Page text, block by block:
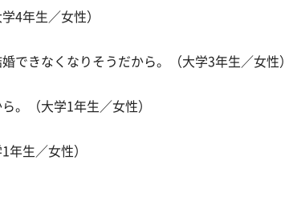
4年生／女性）
できなくなりそうだから。（大学3年生／女性）
。（大学1年生／女性）
年生／女性）